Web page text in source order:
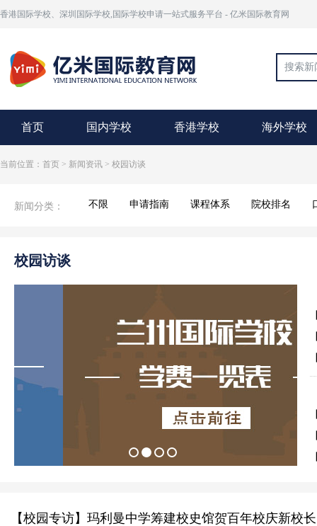
香港国际学校、深圳国际学校,国际学校申请一站式服务平台 - 亿米国际教育网
首页 国内学校 香港学校 海外学校
当前位置：首页 > 新闻资讯 > 校园访谈
新闻分类： 不限 申请指南 课程体系 院校排名
校园访谈
【校园专访】玛利曼中学筹建校史馆贺百年校庆新校